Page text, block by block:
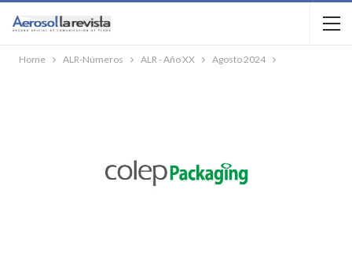
Home ALR-Números ALR - Año XX Agosto 2024